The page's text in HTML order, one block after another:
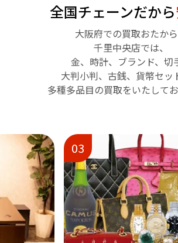
全国チェーンだから
大阪府での買取おたか
千里中央店では、
金、時計、ブランド、切
大判小判、古銭、貨幣セッ
多種多品目の買取をいたしてお
01